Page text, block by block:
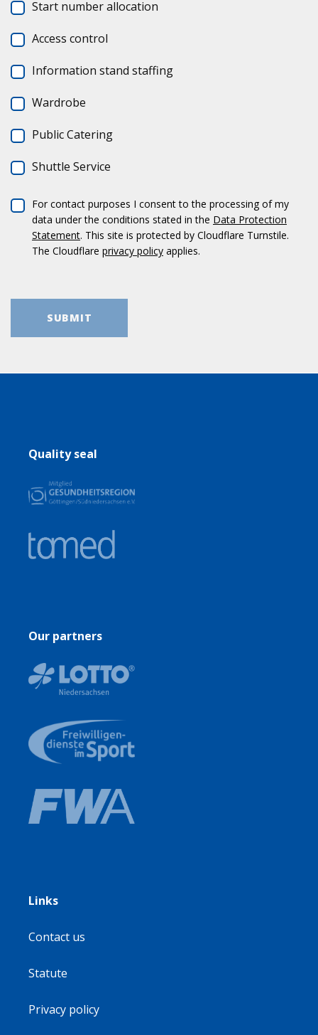
Start num­ber allo­ca­tion
Access con­trol
Infor­ma­tion stand staf­fing
Ward­robe
Public Cate­ring
Shut­tle Ser­vice
For cont­act pur­po­ses I con­sent to the pro­ces­sing of my
data under the con­di­ti­ons sta­ted in the Data Pro­tec­tion
State­ment. This site is pro­tec­ted by Cloud­flare Turn­stile.
The Cloud­flare pri­vacy policy applies.
Quality seal
Our partners
Links
Contact us
Statute
Privacy policy